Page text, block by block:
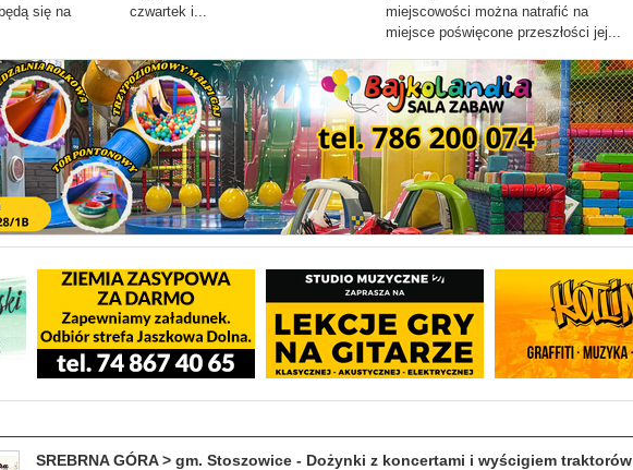
się na
czwartek i...
miejscowości można natrafić na
miejsce poświęcone przeszłości jej...
SREBRNA GÓRA > gm. Stoszowice - Dożynki z koncertami i wyścigiem traktorów